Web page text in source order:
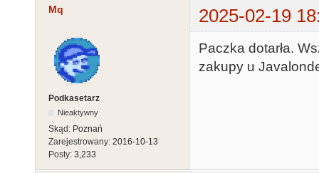
Mq 2025-02-19
Podkasetarz
Nieaktywny
Skąd: Poznań
Zarejestrowany: 2016-10-13
Posty: 3,233
Paczka dotarła.
zakupy u